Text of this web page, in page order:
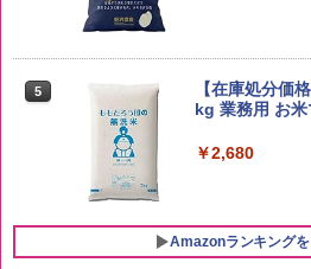
5
【在庫処分価
kg 業務用 お
￥2,680
Amazonランキング